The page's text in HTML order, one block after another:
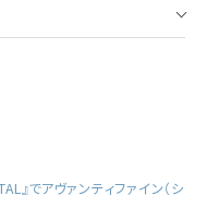
』でアヴァンティファイン（シ